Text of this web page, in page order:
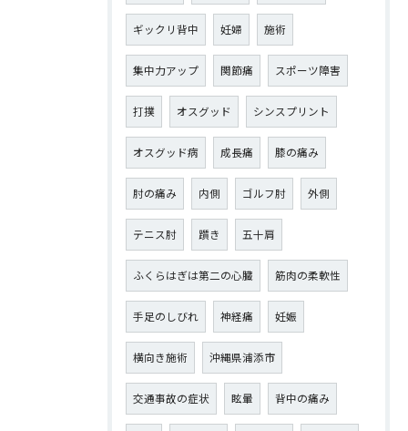
ギックリ背中 妊婦 施術
集中力アップ 関節痛 スポーツ障害
打撲 オスグッド シンスプリント
オスグッド病 成長痛 膝の痛み
肘の痛み 内側 ゴルフ肘 外側
テニス肘 躓き 五十肩
ふくらはぎは第二の心臓 筋肉の柔軟性
手足のしびれ 神経痛 妊娠
横向き施術 沖縄県浦添市
交通事故の症状 眩暈 背中の痛み